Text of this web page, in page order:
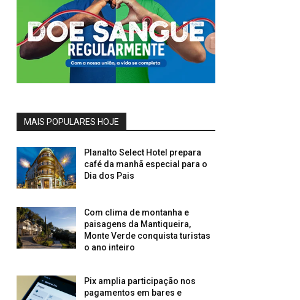
MAIS POPULARES HOJE
Planalto Select Hotel prepara
café da manhã especial para o
Dia dos Pais
Com clima de montanha e
paisagens da Mantiqueira,
Monte Verde conquista turistas
o ano inteiro
Pix amplia participação nos
pagamentos em bares e